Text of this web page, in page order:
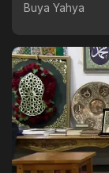
Buya Yahya